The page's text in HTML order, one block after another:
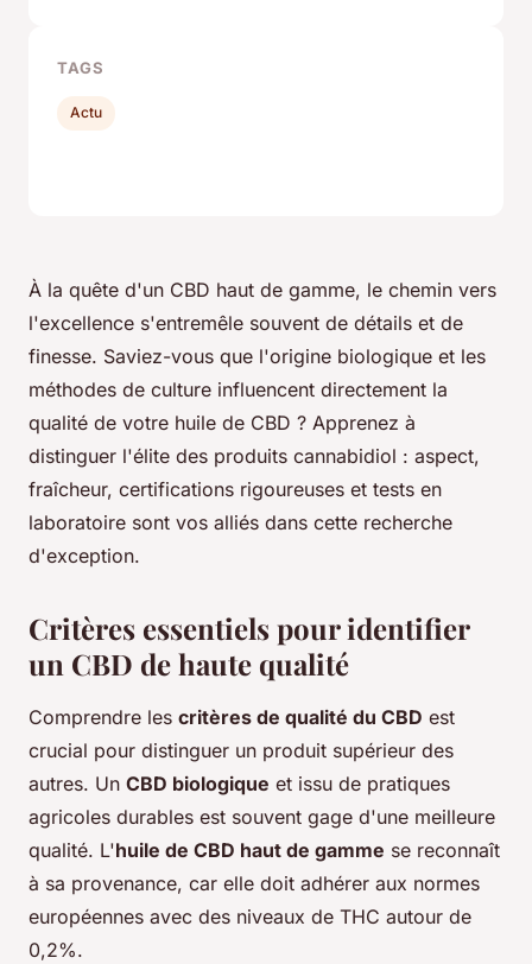
À la quête d'un CBD haut de gamme, le chemin vers
l'excellence s'entremêle souvent de détails et de
finesse. Saviez-vous que l'origine biologique et les
méthodes de culture influencent directement la
qualité de votre huile de CBD ? Apprenez à
distinguer l'élite des produits cannabidiol : aspect,
fraîcheur, certifications rigoureuses et tests en
laboratoire sont vos alliés dans cette recherche
d'exception.
Critères essentiels pour identifier
un CBD de haute qualité
Comprendre les critères de qualité du CBD est
crucial pour distinguer un produit supérieur des
autres. Un CBD biologique et issu de pratiques
agricoles durables est souvent gage d'une meilleure
qualité. L'huile de CBD haut de gamme se reconnaît
à sa provenance, car elle doit adhérer aux normes
européennes avec des niveaux de THC autour de
0,2%.
TAGS
Actu